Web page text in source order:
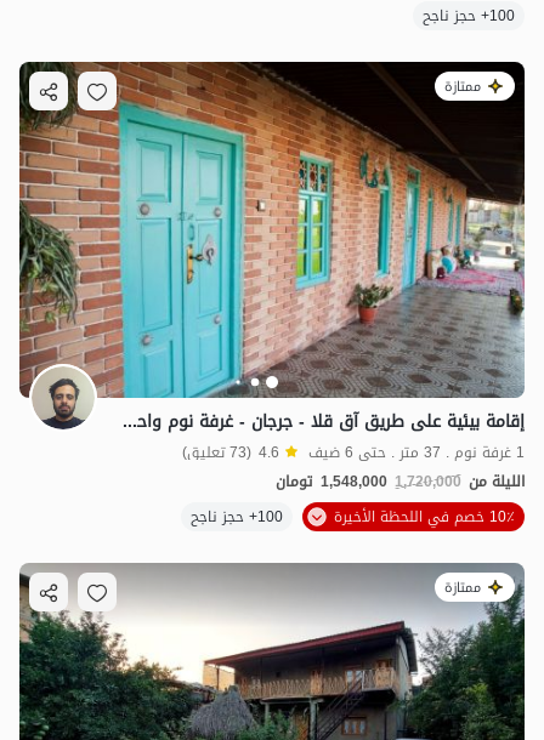
100+ حجز ناجح
ممتازة
إقامة بيئية على طريق آق قلا - جرجان - غرفة نوم واحدة
1 غرفة نوم . 37 متر . حتى 6 ضيف 4.6 (73 تعليق)
الليلة من 1,720,000
1,548,000 تومان
10٪ خصم في اللحظة الأخيرة
100+ حجز ناجح
ممتازة